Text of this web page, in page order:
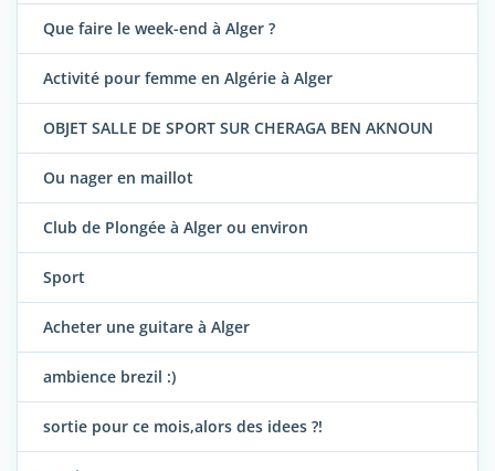
Que faire le week-end à Alger ?
Activité pour femme en Algérie à Alger
OBJET SALLE DE SPORT SUR CHERAGA BEN AKNOUN
Ou nager en maillot
Club de Plongée à Alger ou environ
Sport
Acheter une guitare à Alger
ambience brezil :)
sortie pour ce mois,alors des idees ?!